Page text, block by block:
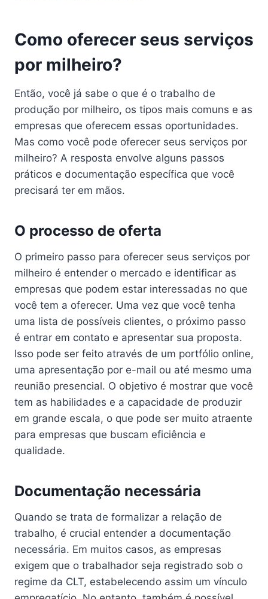
Como oferecer seus serviços
por milheiro?
Então, você já sabe o que é o trabalho de
produção por milheiro, os tipos mais comuns e as
empresas que oferecem essas oportunidades.
Mas como você pode oferecer seus serviços por
milheiro? A resposta envolve alguns passos
práticos e documentação específica que você
precisará ter em mãos.
O processo de oferta
O primeiro passo para oferecer seus serviços por
milheiro é entender o mercado e identificar as
empresas que podem estar interessadas no que
você tem a oferecer. Uma vez que você tenha
uma lista de possíveis clientes, o próximo passo
é entrar em contato e apresentar sua proposta.
Isso pode ser feito através de um portfólio online,
uma apresentação por e-mail ou até mesmo uma
reunião presencial. O objetivo é mostrar que você
tem as habilidades e a capacidade de produzir
em grande escala, o que pode ser muito atraente
para empresas que buscam eficiência e
qualidade.
Documentação necessária
Quando se trata de formalizar a relação de
trabalho, é crucial entender a documentação
necessária. Em muitos casos, as empresas
exigem que o trabalhador seja registrado sob o
regime da CLT, estabelecendo assim um vínculo